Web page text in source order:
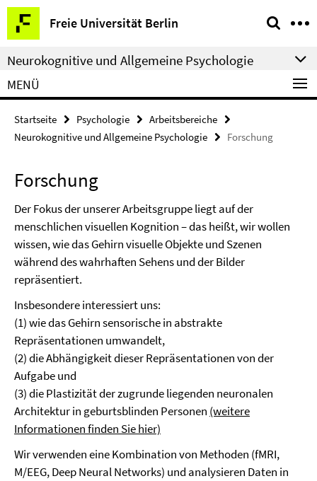
Springe
direkt
zu
Inhalt
Freie Universität Berlin
Service-
Navigation
Neurokognitive und Allgemeine Psychologie
MENÜ
Startseite Psychologie
Arbeitsbereiche
Neurokognitive und Allgemeine Psychologie
Forschung
Forschung
Der Fokus der unserer Arbeitsgruppe liegt auf der
menschlichen visuellen Kognition – das heißt, wir wollen
wissen, wie das Gehirn visuelle Objekte und Szenen
während des wahrhaften Sehens und der Bilder
repräsentiert.
Insbesondere interessiert uns:
(1) wie das Gehirn sensorische in abstrakte
Repräsentationen umwandelt,
(2) die Abhängigkeit dieser Repräsentationen von der
Aufgabe und
(3) die Plastizität der zugrunde liegenden neuronalen
Architektur in geburtsblinden Personen (weitere
Informationen finden Sie hier)
Wir verwenden eine Kombination von Methoden (fMRI,
M/EEG, Deep Neural Networks) und analysieren Daten in